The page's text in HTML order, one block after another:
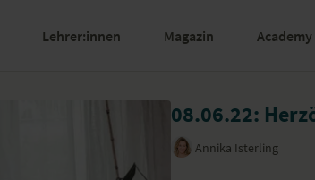
Lehrer:innen Magazin Academy
08.06.22:
Annika Isterling